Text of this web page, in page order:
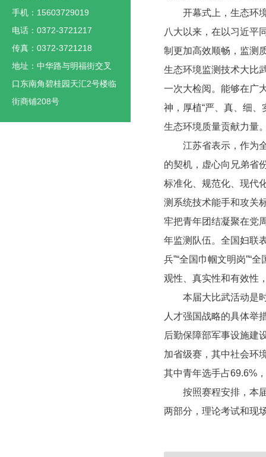
手机：15603729019
电话：0372-3721217
传真：0372-3721218
地址：中华路与明福街交叉
口东南角碧桂园天汇2号楼临
街商铺208号
开幕式上，生态环境
八大以来，在以习近平
制更加高效顺畅，监测
生态环境监测技术大比
一次大检阅。能够在广
神，厚植“严、真、细
生态环境质量贡献力量
江苏省表示，作为全
的契机，虚心向兄弟省
标准化、规范化、现代
测系统技术能手和攻关
牢把青年团结凝聚在党
年监测队伍。全国妇联
兵”“全国巾帼文明岗”“
观性、真实性和有效性
本届大比武活动是时
人才强国战略的具体举
后勤保障部军事设施建
加省级赛，其中社会环
其中青年选手占69.6%
按照赛程安排，本届
两部分，理论考试和现